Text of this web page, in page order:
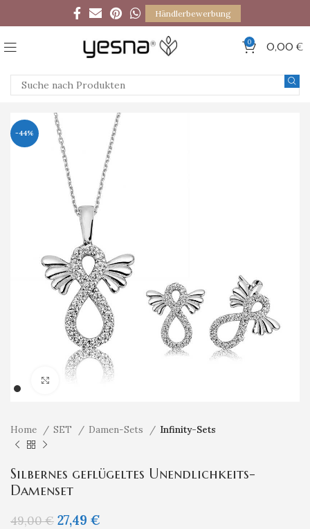
Händlerbewerbung
0 0,00 €
-44%
Klicken um zu vergrößern
Home SET Damen-Sets Infinity-Sets
Silbernes geflügeltes Unendlichkeits-
Damenset
49,00€ 27,49 €